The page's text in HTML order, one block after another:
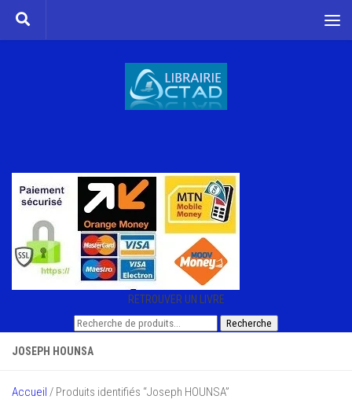
Skip to content
RETROUVER UN LIVRE
Recherche
Recherche
JOSEPH HOUNSA
Accueil / Produits identifiés “Joseph HOUNSA”